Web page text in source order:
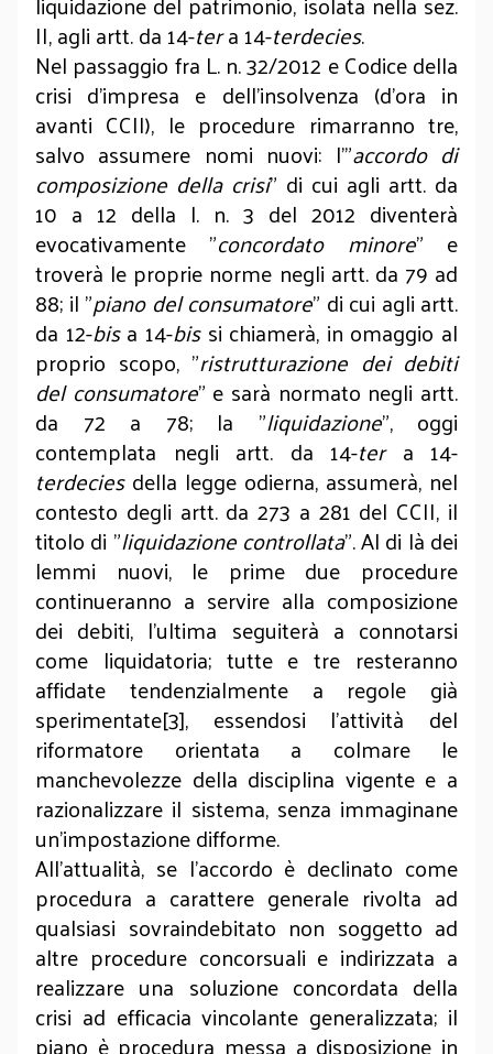
II, agli artt. da 14-tera 14-terdecies.
Nel passaggio fra L. n. 32/2012 e Codice della
crisi d’impresa e dell’insolvenza (d’ora in
avanti CCII), le procedure rimarranno tre,
salvo assumere nomi nuovi: l’"accordo di
composizione della crisi" di cui agli artt. da
10 a 12 della l. n. 3 del 2012 diventerà
evocativamente "concordato minore" e
troverà le proprie norme negli artt. da 79 ad
88; il "piano del consumatore" di cui agli artt.
da 12-bisa 14-bissi chiamerà, in omaggio al
proprio scopo, "ristrutturazione dei debiti
del consumatore" e sarà normato negli artt.
da 72 a 78; la "liquidazione", oggi
contemplata negli artt. da 14-tera 14-
terdeciesdella legge odierna, assumerà, nel
contesto degli artt. da 273 a 281 del CCII, il
titolo di "liquidazione controllata". Al di là dei
lemmi nuovi, le prime due procedure
continueranno a servire alla composizione
dei debiti, l’ultima seguiterà a connotarsi
come liquidatoria; tutte e tre resteranno
affidate tendenzialmente a regole già
sperimentate[3], essendosi l’attività del
riformatore orientata a colmare le
manchevolezze della disciplina vigente e a
razionalizzare il sistema, senza immaginane
un’impostazione difforme.
All’attualità, se l’accordo è declinato come
procedura a carattere generale rivolta ad
qualsiasi sovraindebitato non soggetto ad
altre procedure concorsuali e indirizzata a
realizzare una soluzione concordata della
crisi ad efficacia vincolante generalizzata; il